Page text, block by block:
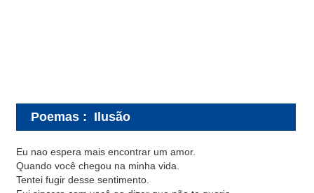
Poemas : Ilusão
Eu nao espera mais encontrar um amor.
Quando você chegou na minha vida.
Tentei fugir desse sentimento.